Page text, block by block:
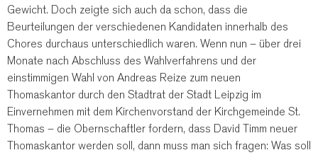
Gewicht. Doch zeigte sich auch da schon, dass die
Beurteilungen der verschiedenen Kandidaten innerhalb des
Chores durchaus unterschiedlich waren. Wenn nun – über drei
Monate nach Abschluss des Wahlverfahrens und der
einstimmigen Wahl von Andreas Reize zum neuen
Thomaskantor durch den Stadtrat der Stadt Leipzig im
Einvernehmen mit dem Kirchenvorstand der Kirchgemeinde St.
Thomas – die Obernschaftler fordern, dass David Timm neuer
Thomaskantor werden soll, dann muss man sich fragen: Was soll